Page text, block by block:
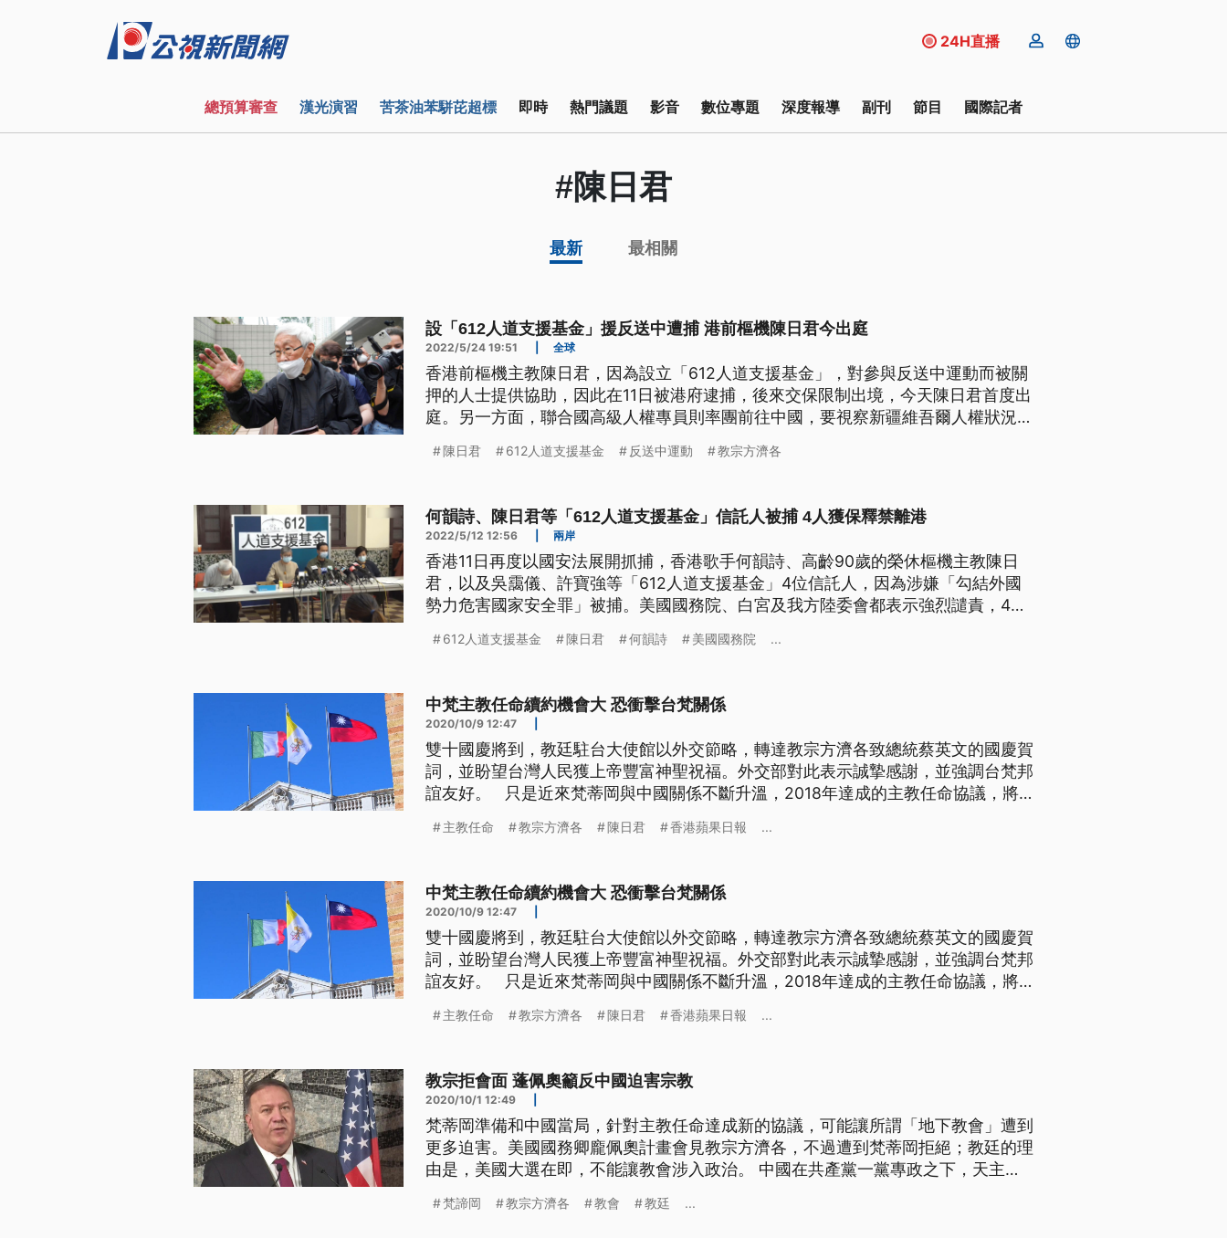
24H直播
總預算審查 漢光演習 苦茶油苯駢芘超標 即時 熱門議題 影音 數位專題 深度報導 副刊 節目 國際記者
#陳日君
最新 最相關
設「612人道支援基金」援反送中遭捕 港前樞機陳日君今出庭
2022/5/24 19:51 全球
香港前樞機主教陳日君，因為設立「612人道支援基金」，對參與反送中運動而被關
押的人士提供協助，因此在11日被港府逮捕，後來交保限制出境，今天陳日君首度出
庭。另一方面，聯合國高級人權專員則率團前往中國，要視察新疆維吾爾人權狀況，
陳日君 612人道支援基金 反送中運動 教宗方濟各
何韻詩、陳日君等「612人道支援基金」信託人被捕 4人獲保釋禁離港
2022/5/12 12:56 兩岸
香港11日再度以國安法展開抓捕，香港歌手何韻詩、高齡90歲的榮休樞機主教陳日
君，以及吳靄儀、許寶強等「612人道支援基金」4位信託人，因為涉嫌「勾結外國
勢力危害國家安全罪」被捕。美國國務院、白宮及我方陸委會都表示強烈譴責，4人
612人道支援基金 陳日君 何韻詩 美國國務院 ...
中梵主教任命續約機會大 恐衝擊台梵關係
2020/10/9 12:47
雙十國慶將到，教廷駐台大使館以外交節略，轉達教宗方濟各致總統蔡英文的國慶賀
詞，並盼望台灣人民獲上帝豐富神聖祝福。外交部對此表示誠摯感謝，並強調台梵邦
誼友好。 只是近來梵蒂岡與中國關係不斷升溫，2018年達成的主教任命協議，將
但主教任命協議續約，勢必會對台梵關係有衝擊。 淡大歐研所副教授張福昌分析：
主教任命 教宗方濟各 陳日君 香港蘋果日報 ...
中梵主教任命續約機會大 恐衝擊台梵關係
2020/10/9 12:47
雙十國慶將到，教廷駐台大使館以外交節略，轉達教宗方濟各致總統蔡英文的國慶賀
詞，並盼望台灣人民獲上帝豐富神聖祝福。外交部對此表示誠摯感謝，並強調台梵邦
誼友好。 只是近來梵蒂岡與中國關係不斷升溫，2018年達成的主教任命協議，將
但主教任命協議續約，勢必會對台梵關係有衝擊。 淡大歐研所副教授張福昌分析：
主教任命 教宗方濟各 陳日君 香港蘋果日報 ...
教宗拒會面 蓬佩奧籲反中國迫害宗教
2020/10/1 12:49
梵蒂岡準備和中國當局，針對主教任命達成新的協議，可能讓所謂「地下教會」遭到
更多迫害。美國國務卿龐佩奧計畫會見教宗方濟各，不過遭到梵蒂岡拒絕；教廷的理
由是，美國大選在即，不能讓教會涉入政治。 中國在共產黨一黨專政之下，天主教
者不時遭到警方騷擾，神職人員被以莫須有罪名逮捕關押。 在習近平掌權後，中國
梵諦岡 教宗方濟各 教會 教廷 ...